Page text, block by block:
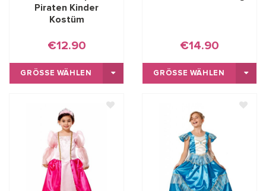
Piraten Kinder
Kostüm
€12.90
GRÖSSE WÄHLEN
€14.90
GRÖSSE WÄHLEN